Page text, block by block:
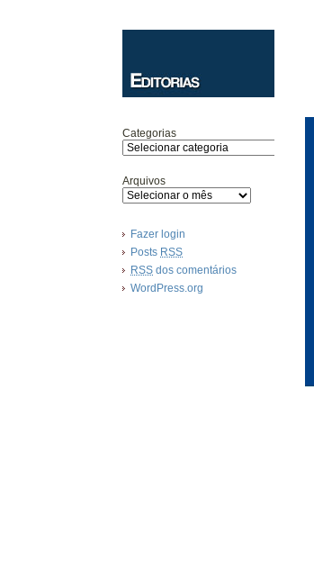
Categorias
Arquivos
Fazer login
Posts RSS
RSS dos comentários
WordPress.org